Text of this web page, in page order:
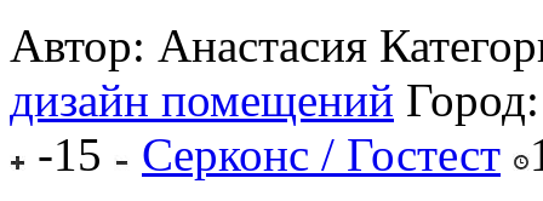
Автор: Анастасия
дизайн помещений
-15
Серконс / Гостест